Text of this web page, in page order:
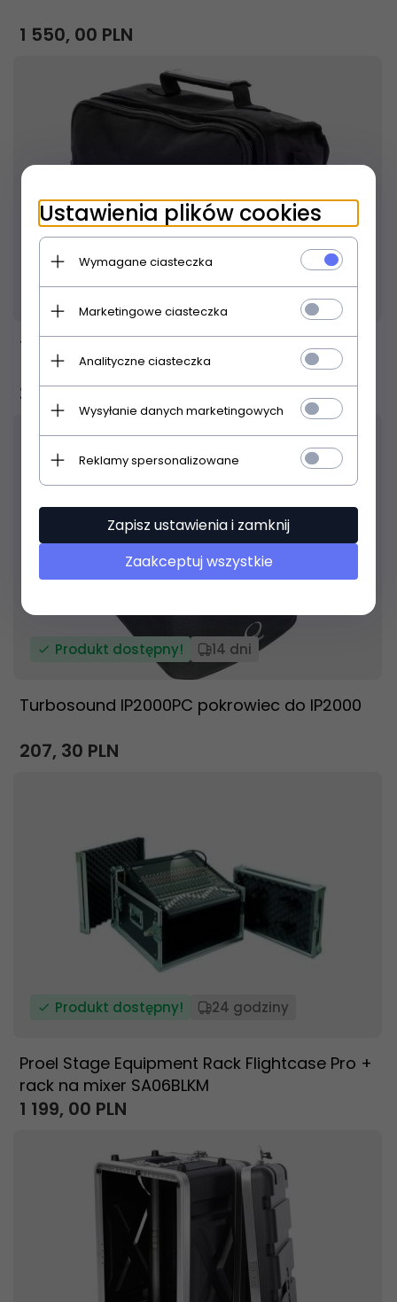
1 550, 00 PLN
Produkt dostępny! 14 dni
TC Helicon VoiceSolo FX150 BAG torba
225,01PLN
Produkt dostępny! 14 dni
Turbosound IP2000PC pokrowiec do IP2000
207, 30 PLN
Produkt dostępny! 24 godziny
Proel Stage Equipment Rack Flightcase Pro +
rack na mixer SA06BLKM
1 199, 00 PLN
Ustawienia plików cookies
Wymagane ciasteczka
Marketingowe ciasteczka
Analityczne ciasteczka
Wysyłanie danych marketingowych
Reklamy spersonalizowane
Zapisz ustawienia i zamknij
Zaakceptuj wszystkie